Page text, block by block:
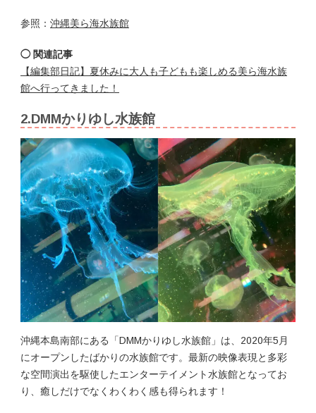
参照： 沖縄美ら海水族館
◯ 関連記事
【編集部日記】夏休みに大人も子どもも楽しめる美ら海水族
館へ行ってきました！
2.DMMかりゆし水族館
沖縄本島南部にある「DMMかりゆし水族館」は、2020年5月
にオープンしたばかりの水族館です。最新の映像表現と多彩
な空間演出を駆使したエンターテイメント水族館となってお
り、癒しだけでなくわくわく感も得られます！